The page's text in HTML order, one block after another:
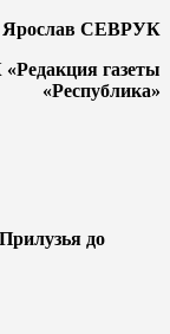
Ярослав СЕВРУК
газеты
«Республика»
до